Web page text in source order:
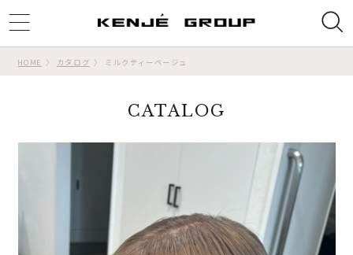
HOME カタログ ミルクティーベージュ
CATALOG